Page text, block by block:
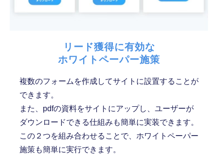
リード獲得に有効な
ホワイトペーパー施策
複数のフォームを作成してサイトに設置することが
できます。
また、pdfの資料をサイトにアップし、ユーザーが
ダウンロードできる仕組みも簡単に実装できます。
この２つを組み合わせることで、ホワイトペーパー
施策も簡単に実行できます。